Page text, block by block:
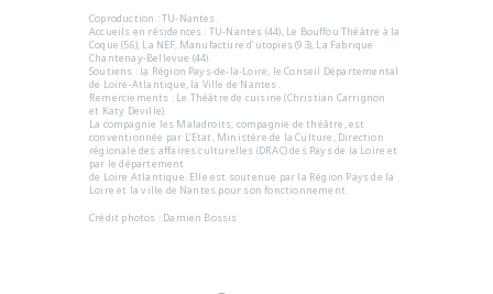
Coproduction : TU-Nantes.
Accueils en résidences : TU-Nantes (44), Le Bouﬀou Théâtre à la
Coque (56), La NEF, Manufacture d’utopies (93), La Fabrique
Chantenay-Bellevue (44).
Soutiens : la Région Pays-de-la-Loire, le Conseil Départemental
de Loire-Atlantique, la Ville de Nantes.
Remerciements : Le Théâtre de cuisine (Christian Carrignon
et Katy Deville).
La compagnie les Maladroits, compagnie de théâtre, est
conventionnée par L’Etat, Ministère de la Culture, Direction
régionale des affaires culturelles (DRAC) des Pays de la Loire et
par le département
de Loire Atlantique. Elle est soutenue par la Région Pays de la
Loire et la ville de Nantes pour son fonctionnement.
Crédit photos : Damien Bossis